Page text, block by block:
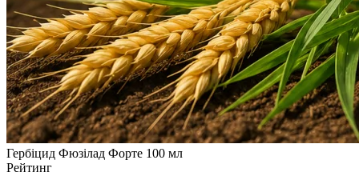
Гербіцид Фюзілад Форте 100 мл
Рейтинг